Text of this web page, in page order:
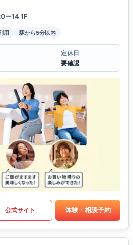
ー14 1F
用 駅から5分以内
定休日
要確認
公式サイト 体験・相談予約